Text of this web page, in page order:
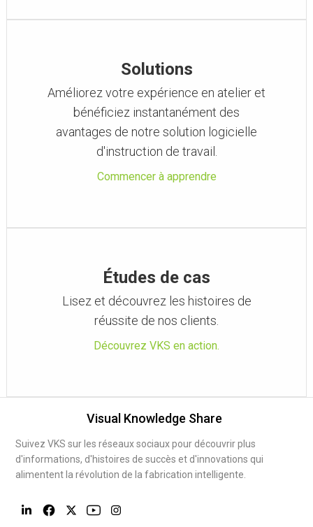
Solutions
Améliorez votre expérience en atelier et
bénéficiez instantanément des
avantages de notre solution logicielle
d'instruction de travail.
Commencer à apprendre
Études de cas
Lisez et découvrez les histoires de
réussite de nos clients.
Découvrez VKS en action.
Visual Knowledge Share
Suivez VKS sur les réseaux sociaux pour découvrir plus
d'informations, d'histoires de succès et d'innovations qui
alimentent la révolution de la fabrication intelligente.